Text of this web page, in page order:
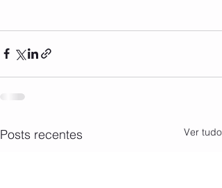
Posts recentes Ver tudo